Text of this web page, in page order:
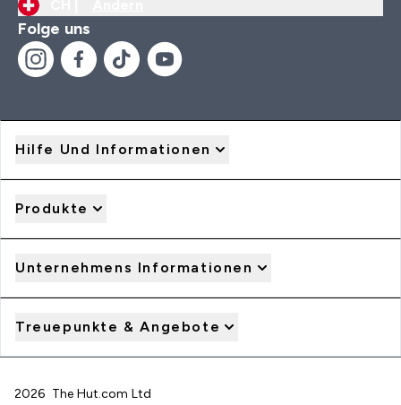
Folge uns
Hilfe Und Informationen
Produkte
Unternehmens Informationen
Treuepunkte & Angebote
2026 The Hut.com Ltd